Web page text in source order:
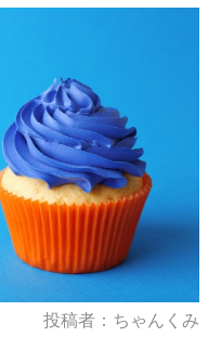
投稿者：ちゃんくみ